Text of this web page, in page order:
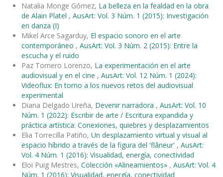
Natalia Monge Gómez, La belleza en la fealdad en la obra
de Alain Platel , AusArt: Vol. 3 Núm. 1 (2015): Investigación
en danza (I)
Mikel Arce Sagarduy, El espacio sonoro en el arte
contemporáneo , AusArt: Vol. 3 Núm. 2 (2015): Entre la
escucha y el ruido
Paz Tornero Lorenzo, La experimentación en el arte
audiovisual y en el cine , AusArt: Vol. 12 Núm. 1 (2024):
Videoflux: En torno a los nuevos retos del audiovisual
experimental
Diana Delgado Ureña, Devenir narradora , AusArt: Vol. 10
Núm. 1 (2022): Escribir de arte / Escritura expandida y
práctica artística: Conexiones, quiebres y desplazamientos
Elia Torrecilla Patiño, Un desplazamiento virtual y visual al
espacio híbrido a través de la figura del 'flâneur' , AusArt:
Vol. 4 Núm. 1 (2016): Visualidad, energía, conectividad
Eloi Puig Mestres, Colección «Alineamientos» , AusArt: Vol. 4
Núm. 1 (2016): Visualidad, energía, conectividad